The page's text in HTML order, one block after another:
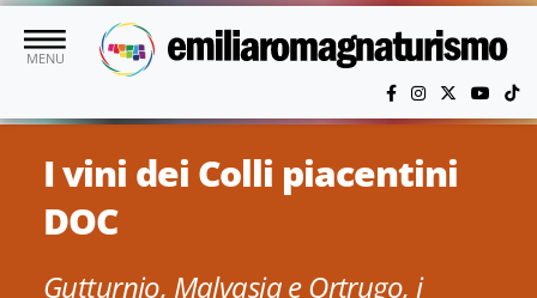
Vai al contenuto principale
MENU
I vini dei Colli piacentini
DOC
Gutturnio, Malvasia e Ortrugo, i